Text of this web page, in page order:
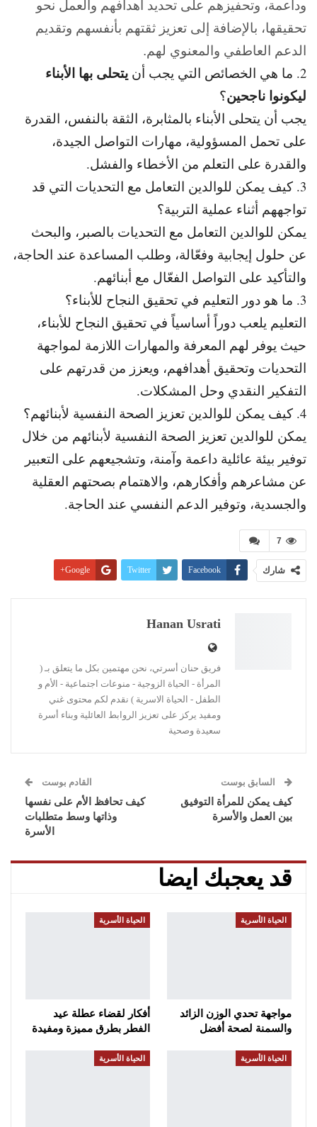
وداعمة، وتحفيزهم على تحديد أهدافهم والعمل نحو
تحقيقها، بالإضافة إلى تعزيز ثقتهم بأنفسهم وتقديم
الدعم العاطفي والمعنوي لهم.
2. ما هي الخصائص التي يجب أن
يتحلى بها الأبناء
ليكونوا ناجحين؟
يجب أن يتحلى الأبناء بالمثابرة، الثقة بالنفس، القدرة
على تحمل المسؤولية، مهارات التواصل الجيدة،
والقدرة على التعلم من الأخطاء والفشل.
3. كيف يمكن للوالدين التعامل مع التحديات التي قد
تواجههم أثناء عملية التربية؟
يمكن للوالدين التعامل مع التحديات بالصبر، والبحث
عن حلول إيجابية وفعّالة، وطلب المساعدة عند الحاجة،
والتأكيد على التواصل الفعّال مع أبنائهم.
3. ما هو دور التعليم في تحقيق النجاح للأبناء؟
التعليم يلعب دوراً أساسياً في تحقيق النجاح للأبناء،
حيث يوفر لهم المعرفة والمهارات اللازمة لمواجهة
التحديات وتحقيق أهدافهم، ويعزز من قدرتهم على
التفكير النقدي وحل المشكلات.
4. كيف يمكن للوالدين تعزيز الصحة النفسية لأبنائهم؟
يمكن للوالدين تعزيز الصحة النفسية لأبنائهم من خلال
توفير بيئة عائلية داعمة وآمنة، وتشجيعهم على التعبير
عن مشاعرهم وأفكارهم، والاهتمام بصحتهم العقلية
والجسدية، وتوفير الدعم النفسي عند الحاجة.
7
شارك Facebook
Twitter
Google+
Linkedin
Hanan Usrati
فريق حنان أسرتي، نحن مهتمين بكل ما يتعلق بـ (
المرأة - الحياة الزوجية - منوعات اجتماعية - الأم و
الطفل - الحياة الاسرية ) نقدم لكم محتوى غني
ومفيد يركز على تعزيز الروابط العائلية وبناء أسرة
سعيدة وصحية
السابق بوست
كيف يمكن للمرأة التوفيق
بين العمل والأسرة
القادم بوست
كيف تحافظ الأم على نفسها
وذاتها وسط متطلبات
الأسرة
قد يعجبك ايضا
الحياة الأسرية
مواجهة تحدي الوزن الزائد
والسمنة لصحة أفضل
الحياة الأسرية
أفكار لقضاء عطلة عيد
الفطر بطرق مميزة ومفيدة
الحياة الأسرية الحياة الأسرية